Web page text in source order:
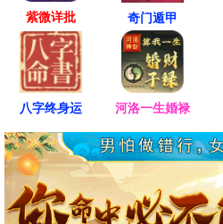
紫微详批 奇门遁甲
八字终身运 河洛一生婚禄